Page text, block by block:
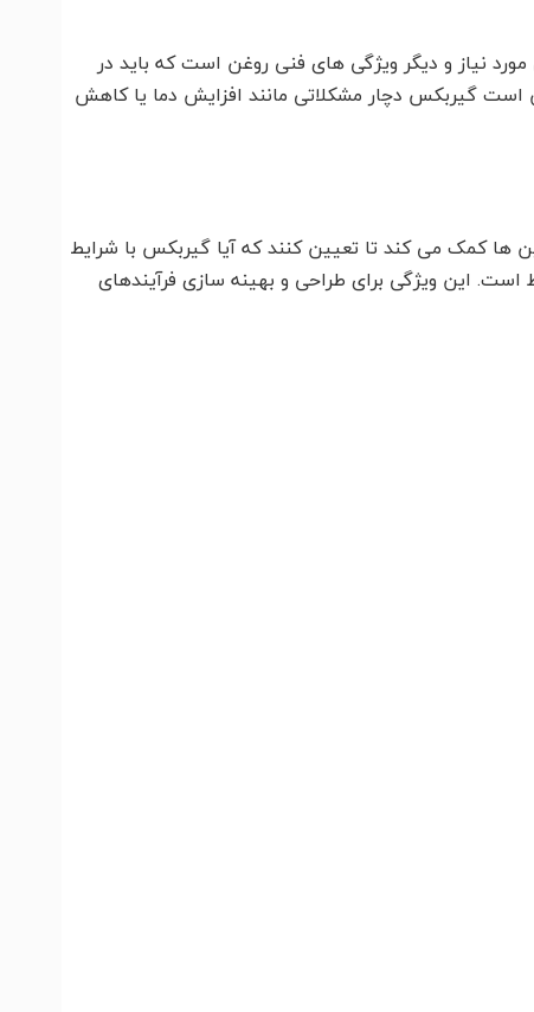
نیاز و دیگر ویژگی های فنی روغن است که باید در
گیربکس دچار مشکلاتی مانند افزایش دما یا کاهش
کمک می کند تا تعیین کنند که آیا گیربکس با شرایط
این ویژگی برای طراحی و بهینه سازی فرآیندهای